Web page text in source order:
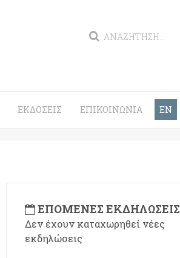
ΕΚΔΌΣΕΙΣ ΕΠΙΚΟΙΝΩΝΊΑ EN
ΕΠΌΜΕΝΕΣ ΕΚΔΗΛΏΣΕΙΣ
Δεν έχουν καταχωρηθεί νέες
εκδηλώσεις